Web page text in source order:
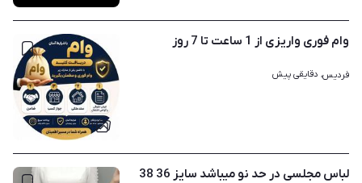
۱
وام فوری واریزی از 1 ساعت تا 7 روز
فردیس، دقایقی پیش
لباس مجلسی در حد نو میباشد سایز 36 38